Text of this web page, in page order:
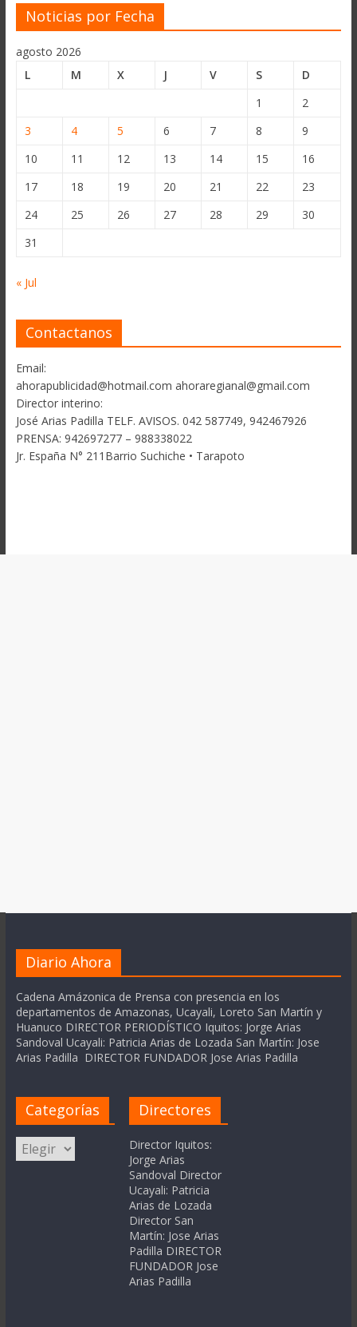
Noticias por Fecha
agosto 2026
L
M X J V S
D
1
2
3
4 5 6 7 8
9
10
11 12 13 14 15
16
17
18 19 20 21 22
23
24
25 26 27 28 29
30
31
« Jul
Contactanos
Email:
ahorapublicidad@hotmail.com ahoraregianal@gmail.com
Director interino:
José Arias Padilla TELF. AVISOS. 042 587749, 942467926
PRENSA: 942697277 – 988338022
Jr. España N° 211Barrio Suchiche • Tarapoto
Diario Ahora
Cadena Amázonica de Prensa con presencia en los
departamentos de Amazonas, Ucayali, Loreto San Martín y
Huanuco DIRECTOR PERIODÍSTICO Iquitos: Jorge Arias
Sandoval Ucayali: Patricia Arias de Lozada San Martín: Jose
Arias Padilla DIRECTOR FUNDADOR Jose Arias Padilla
Categorías
Categorías
Directores
Director Iquitos:
Jorge Arias
Sandoval Director
Ucayali: Patricia
Arias de Lozada
Director San
Martín: Jose Arias
Padilla DIRECTOR
FUNDADOR Jose
Arias Padilla